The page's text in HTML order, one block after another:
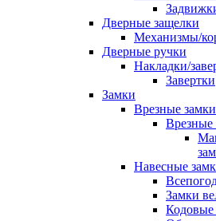
Дверные защелки
Механизмы/
Дверные ручки
Накладки/
Завертки
Замки
Врезные замки
Врезные
Навесные
Замки
Кодовые